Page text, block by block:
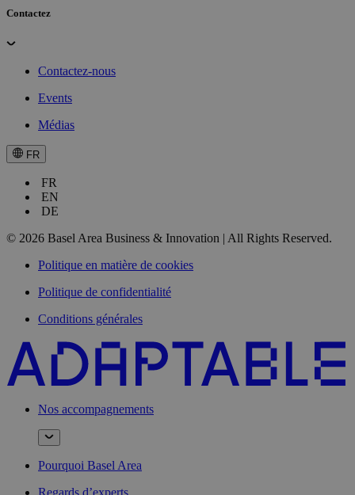
Contactez
Contactez-nous
Events
Médias
FR
FR
EN
DE
© 2026 Basel Area Business & Innovation | All Rights Reserved.
Politique en matière de cookies
Politique de confidentialité
Conditions générales
Nos accompagnements
Pourquoi Basel Area
Regards d’experts